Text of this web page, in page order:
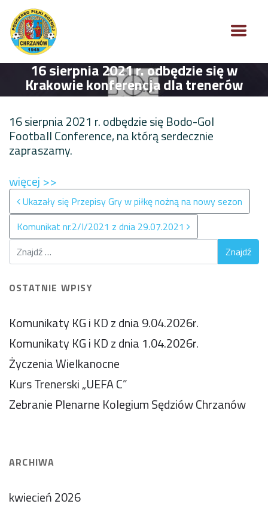
16 sierpnia 2021 r. odbędzie się w
Krakowie konferencja dla trenerów
16 sierpnia 2021 r. odbędzie się Bodo-Gol
Football Conference, na którą serdecznie
zapraszamy.
więcej >>
Nawigacja po wpisach
Ukazały się Przepisy Gry w piłkę nożną na nowy sezon
Komunikat nr.2/I/2021 z dnia 29.07.2021
OSTATNIE WPISY
Komunikaty KG i KD z dnia 9.04.2026r.
Komunikaty KG i KD z dnia 1.04.2026r.
Życzenia Wielkanocne
Kurs Trenerski „UEFA C”
Zebranie Plenarne Kolegium Sędziów Chrzanów
ARCHIWA
kwiecień 2026